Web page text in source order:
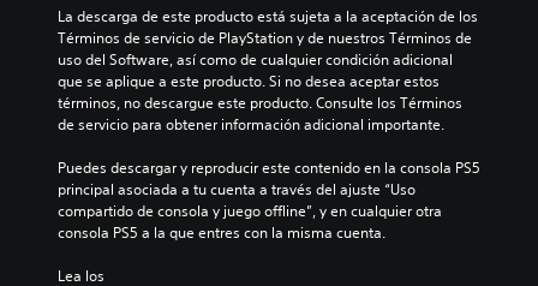
La descarga de este producto está sujeta a la aceptación de los
Términos de servicio de PlayStation y de nuestros Términos de
uso del Software, así como de cualquier condición adicional
que se aplique a este producto. Si no desea aceptar estos
términos, no descargue este producto. Consulte los Términos
de servicio para obtener información adicional importante.
Puedes descargar y reproducir este contenido en la consola PS5
principal asociada a tu cuenta a través del ajuste “Uso
compartido de consola y juego offline”, y en cualquier otra
consola PS5 a la que entres con la misma cuenta.
Lea los